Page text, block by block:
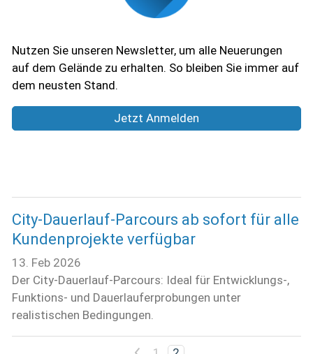
Nutzen Sie unseren Newsletter, um alle Neuerungen
auf dem Gelände zu erhalten. So bleiben Sie immer auf
dem neusten Stand.
Jetzt Anmelden
City‑Dauerlauf‑Parcours ab sofort für alle
Kundenprojekte verfügbar
13. Feb 2026
Der City-Dauerlauf-Parcours: Ideal für Entwicklungs‑,
Funktions‑ und Dauerlauferprobungen unter
realistischen Bedingungen.